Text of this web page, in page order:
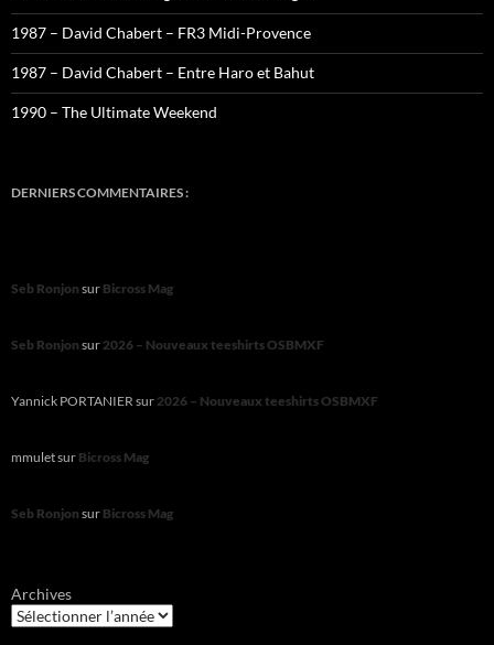
1987 – David Chabert – FR3 Midi-Provence
1987 – David Chabert – Entre Haro et Bahut
1990 – The Ultimate Weekend
DERNIERS COMMENTAIRES :
Seb Ronjon sur Bicross Mag
Seb Ronjon sur2026 – Nouveaux teeshirts OSBMXF
Yannick PORTANIERsur2026 – Nouveaux teeshirts OSBMXF
mmuletsur Bicross Mag
Seb Ronjon sur Bicross Mag
Archives